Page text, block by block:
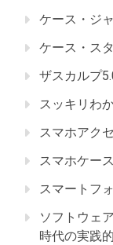
ケース・ジ
ケース・ス
ザスカルプ
スッキリわ
スマホアク
スマホケース
スマートフ
ソフトウェ
時代の実践